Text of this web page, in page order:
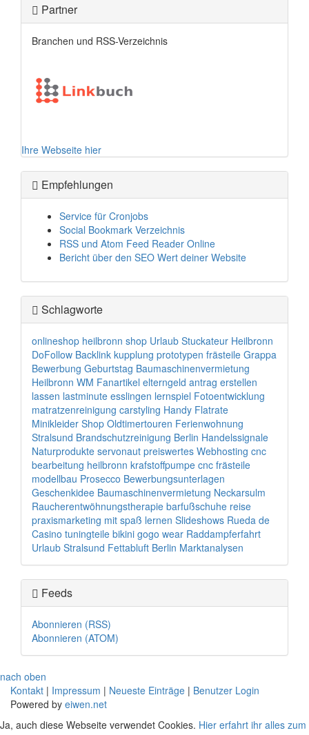
Partner
Branchen und RSS-Verzeichnis
Ihre Webseite hier
Empfehlungen
Service für Cronjobs
Social Bookmark Verzeichnis
RSS und Atom Feed Reader Online
Bericht über den SEO Wert deiner Website
Schlagworte
onlineshop heilbronn shop Urlaub Stuckateur Heilbronn
DoFollow Backlink kupplung prototypen frästeile Grappa
Bewerbung Geburtstag Baumaschinenvermietung
Heilbronn WM Fanartikel elterngeld antrag erstellen
lassen lastminute esslingen lernspiel Fotoentwicklung
matratzenreinigung carstyling Handy Flatrate
Minikleider Shop Oldtimertouren Ferienwohnung
Stralsund Brandschutzreinigung Berlin Handelssignale
Naturprodukte servonaut preiswertes Webhosting cnc
bearbeitung heilbronn krafstoffpumpe cnc frästeile
modellbau Prosecco Bewerbungsunterlagen
Geschenkidee Baumaschinenvermietung Neckarsulm
Raucherentwöhnungstherapie barfußschuhe reise
praxismarketing mit spaß lernen Slideshows Rueda de
Casino tuningteile bikini gogo wear Raddampferfahrt
Urlaub Stralsund Fettabluft Berlin Marktanalysen
Feeds
Abonnieren (RSS)
Abonnieren (ATOM)
nach oben
Kontakt | Impressum | Neueste Einträge | Benutzer Login
Powered by eiwen.net
Ja, auch diese Webseite verwendet Cookies. Hier erfahrt ihr alles zum